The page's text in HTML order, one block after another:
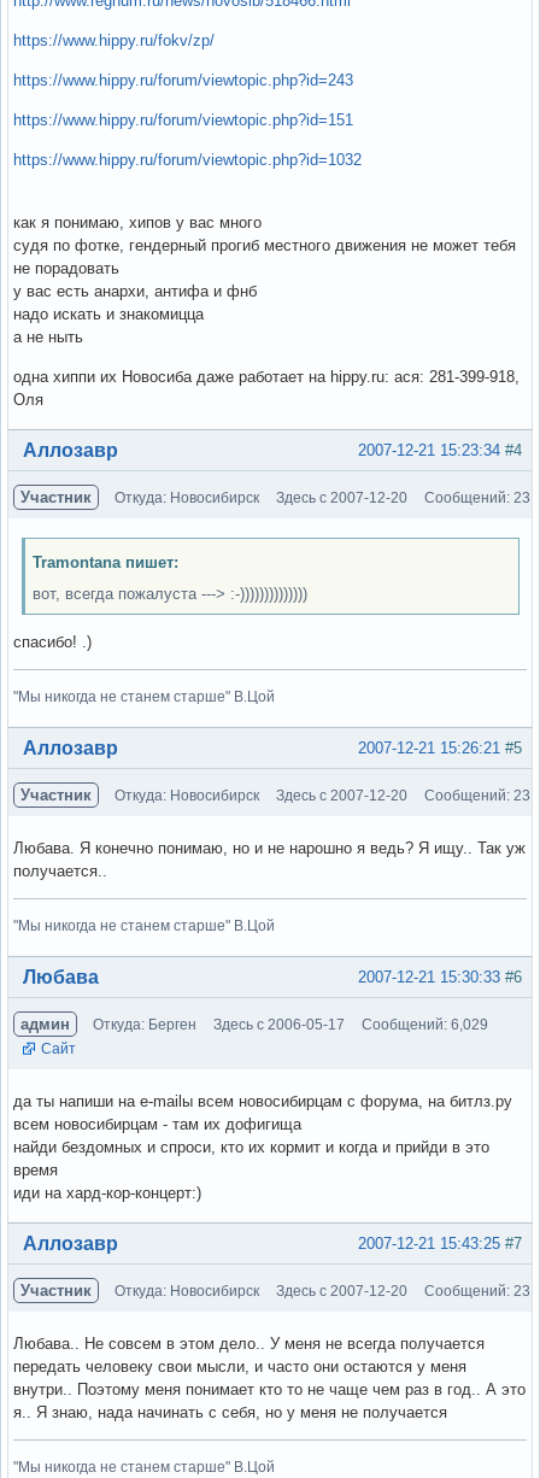
https://www.hippy.ru/fokv/zp/
https://www.hippy.ru/forum/viewtopic.php?id=243
https://www.hippy.ru/forum/viewtopic.php?id=151
https://www.hippy.ru/forum/viewtopic.php?id=1032
как я понимаю, хипов у вас много
судя по фотке, гендерный прогиб местного движения не может тебя
не порадовать
у вас есть анархи, антифа и фнб
надо искать и знакомицца
а не ныть
одна хиппи их Новосиба даже работает на hippy.ru: ася: 281-399-918,
Оля
Вне форума #4
2007-12-21 15:23:34
Аллозавр
Участник Откуда: Новосибирск Здесь с 2007-12-20 Сообщений: 23
Tramontana пишет:
вот, всегда пожалуста ---> :-))))))))))))))
спасибо! .)
"Мы никогда не станем старше" В.Цой
Вне форума #5
2007-12-21 15:26:21
Аллозавр
Участник Откуда: Новосибирск Здесь с 2007-12-20 Сообщений: 23
Любава. Я конечно понимаю, но и не нарошно я ведь? Я ищу.. Так уж
получается..
"Мы никогда не станем старше" В.Цой
Вне форума #6
2007-12-21 15:30:33
Любава
админ Откуда: Берген Здесь с 2006-05-17
Сообщений: 6,029
Сайт
да ты напиши на e-mailы всем новосибирцам с форума, на битлз.ру
всем новосибирцам - там их дофигища
найди бездомных и спроси, кто их кормит и когда и прийди в это
время
иди на хард-кор-концерт:)
Вне форума #7
2007-12-21 15:43:25
Аллозавр
Участник Откуда: Новосибирск Здесь с 2007-12-20 Сообщений: 23
Любава.. Не совсем в этом дело.. У меня не всегда получается
передать человеку свои мысли, и часто они остаются у меня
внутри.. Поэтому меня понимает кто то не чаще чем раз в год.. А это
я.. Я знаю, нада начинать с себя, но у меня не получается
"Мы никогда не станем старше" В.Цой